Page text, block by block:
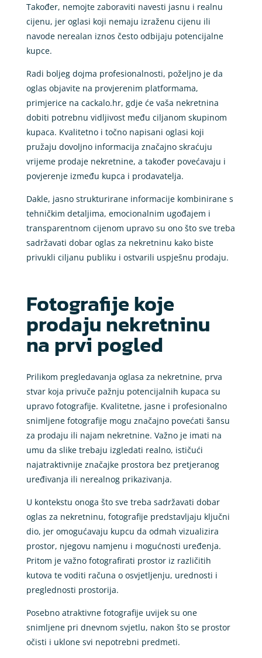
Također, nemojte zaboraviti navesti jasnu i realnu
cijenu, jer oglasi koji nemaju izraženu cijenu ili
navode nerealan iznos često odbijaju potencijalne
kupce.
Radi boljeg dojma profesionalnosti, poželjno je da
oglas objavite na provjerenim platformama,
primjerice na cackalo.hr, gdje će vaša nekretnina
dobiti potrebnu vidljivost među ciljanom skupinom
kupaca. Kvalitetno i točno napisani oglasi koji
pružaju dovoljno informacija značajno skraćuju
vrijeme prodaje nekretnine, a također povećavaju i
povjerenje između kupca i prodavatelja.
Dakle, jasno strukturirane informacije kombinirane s
tehničkim detaljima, emocionalnim ugođajem i
transparentnom cijenom upravo su ono što sve treba
sadržavati dobar oglas za nekretninu kako biste
privukli ciljanu publiku i ostvarili uspješnu prodaju.
Fotografije koje
prodaju nekretninu
na prvi pogled
Prilikom pregledavanja oglasa za nekretnine, prva
stvar koja privuče pažnju potencijalnih kupaca su
upravo fotografije. Kvalitetne, jasne i profesionalno
snimljene fotografije mogu značajno povećati šansu
za prodaju ili najam nekretnine. Važno je imati na
umu da slike trebaju izgledati realno, ističući
najatraktivnije značajke prostora bez pretjeranog
uređivanja ili nerealnog prikazivanja.
U kontekstu onoga što sve treba sadržavati dobar
oglas za nekretninu, fotografije predstavljaju ključni
dio, jer omogućavaju kupcu da odmah vizualizira
prostor, njegovu namjenu i mogućnosti uređenja.
Pritom je važno fotografirati prostor iz različitih
kutova te voditi računa o osvjetljenju, urednosti i
preglednosti prostorija.
Posebno atraktivne fotografije uvijek su one
snimljene pri dnevnom svjetlu, nakon što se prostor
očisti i uklone svi nepotrebni predmeti.